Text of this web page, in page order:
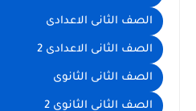
الصف الثانى الاعدادى
الصف الثانى الاعدادى 2
الصف الثانى الثانوى
الصف الثانى الثانوى 2